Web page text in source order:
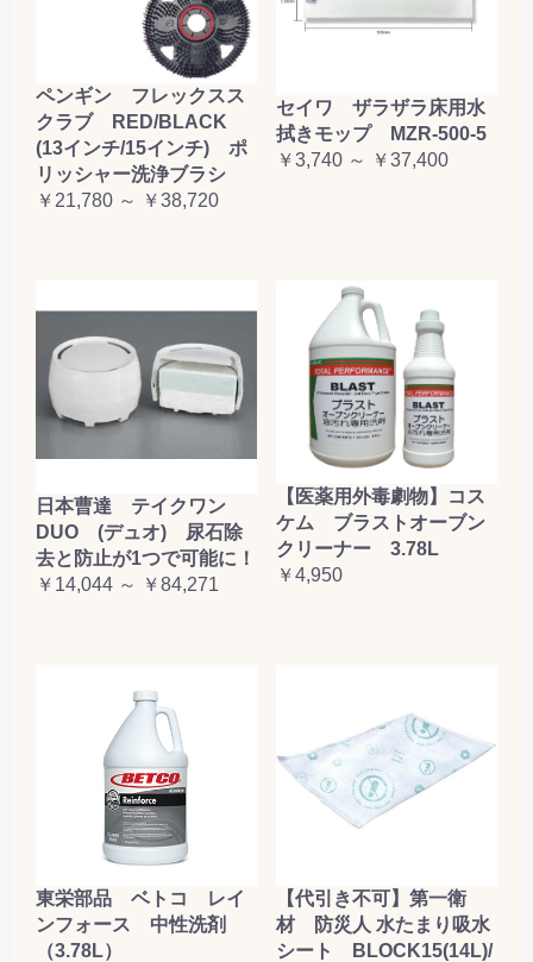
ペンギン フレックスス
クラブ RED/BLACK
(13インチ/15インチ) ポ
リッシャー洗浄ブラシ
￥21,780 ～ ￥38,720
セイワ ザラザラ床用水
拭きモップ MZR-500-5
￥3,740 ～ ￥37,400
日本曹達 テイクワン
DUO (デュオ) 尿石除
去と防止が1つで可能に！
￥14,044 ～ ￥84,271
【医薬用外毒劇物】コス
ケム ブラストオーブン
クリーナー 3.78L
￥4,950
東栄部品 ベトコ レイ
ンフォース 中性洗剤
（3.78L）
【代引き不可】第一衛
材 防災人 水たまり吸水
シート BLOCK15(14L)/